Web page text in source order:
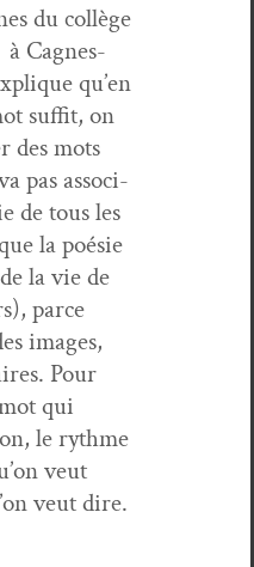
du col­lège
Cagnes-
qu’en
suf­fit, on
des mots
pas associ­
de tous les
la poésie
la vie de
parce
images,
Pour
qui
le rythme
veut
veut dire.